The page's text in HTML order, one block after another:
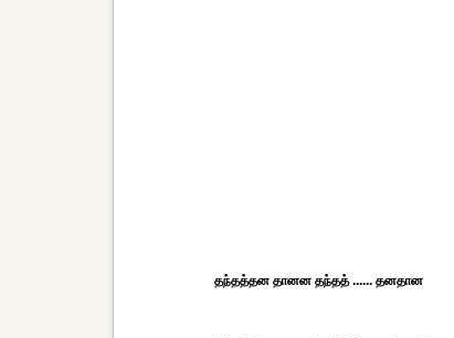
தந்தத்தன தானன தந்தத் ...... தனதான